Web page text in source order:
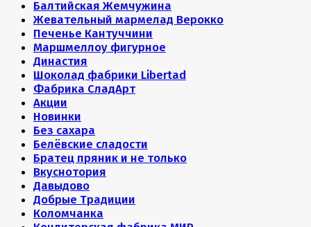
Балтийская Жемчужина
Жевательный мармелад Верокко
Печенье Кантуччини
Маршмеллоу фигурное
Династия
Шоколад фабрики Libertad
Фабрика СладАрт
Акции
Новинки
Без сахара
Белёвские сладости
Братец пряник и не только
Вкуснотория
Давыдово
Добрые Традиции
Коломчанка